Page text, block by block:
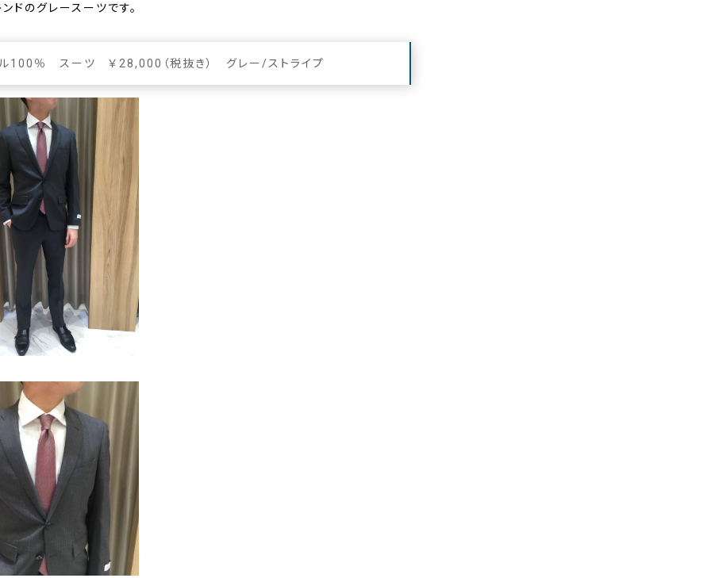
ドのグレースーツです。
100％ スーツ ￥28,000（税抜き） グレー/ストライプ